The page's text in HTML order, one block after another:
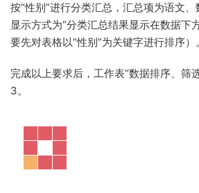
按“性别”进行分类汇总，汇总项为语文、
显示方式为“分类汇总结果显示在数据下
要先对表格以“性别”为关键字进行排序）。
完成以上要求后，工作表“数据排序、筛
3。